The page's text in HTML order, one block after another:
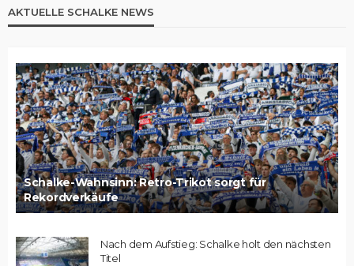
AKTUELLE SCHALKE NEWS
Schalke-Wahnsinn: Retro-Trikot sorgt für
Rekordverkäufe
Nach dem Aufstieg: Schalke holt den nächsten
Titel